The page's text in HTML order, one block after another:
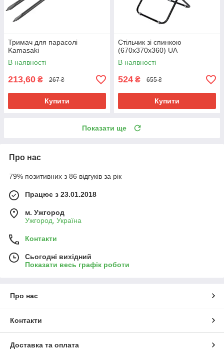
Тримач для парасолі
Kamasaki
В наявності
213,60 ₴ 267 ₴
Купити
Стільчик зі спинкою
(670х370х360) UA
В наявності
524 ₴ 655 ₴
Купити
Показати ще
Про нас
79% позитивних з 86 відгуків за рік
Працює з 23.01.2018
м. Ужгород
Ужгород, Україна
Контакти
Сьогодні вихідний
Показати весь графік роботи
Про нас
Контакти
Доставка та оплата